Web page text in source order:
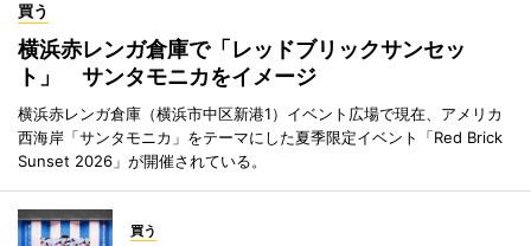
買う
横浜赤レンガ倉庫で「レッドブリックサンセッ
ト」 サンタモニカをイメージ
横浜赤レンガ倉庫（横浜市中区新港1）イベント広場で現在、アメリカ
西海岸「サンタモニカ」をテーマにした夏季限定イベント「Red Brick
Sunset 2026」が開催されている。
買う